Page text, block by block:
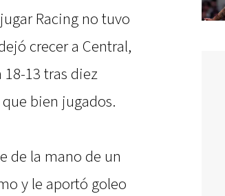
Racing no tuvo
crecer a Central,
13 tras diez
bien jugados.
de la mano de un
y le aportó goleo